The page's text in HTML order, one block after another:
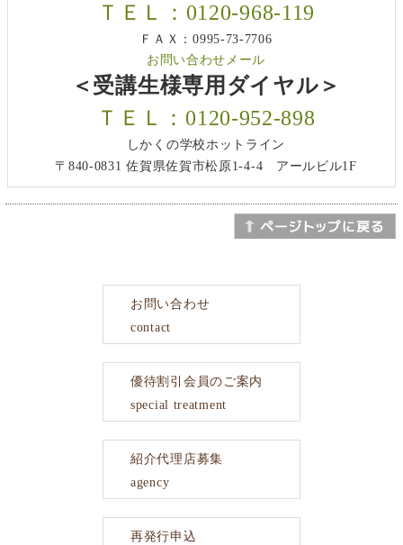
ＴＥＬ：0120-968-119
ＦＡＸ：0995-73-7706
お問い合わせメール
＜受講生様専用ダイヤル＞
ＴＥＬ：0120-952-898
しかくの学校ホットライン
〒840-0831 佐賀県佐賀市松原1-4-4 アールビル1F
お問い合わせ
contact
優待割引会員のご案内
special treatment
紹介代理店募集
agency
再発行申込